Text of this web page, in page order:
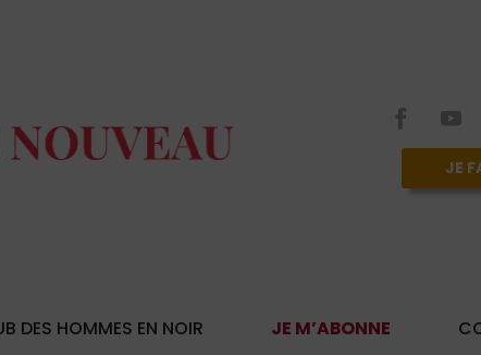
JE
DES HOMMES EN NOIR JE M’ABONNE